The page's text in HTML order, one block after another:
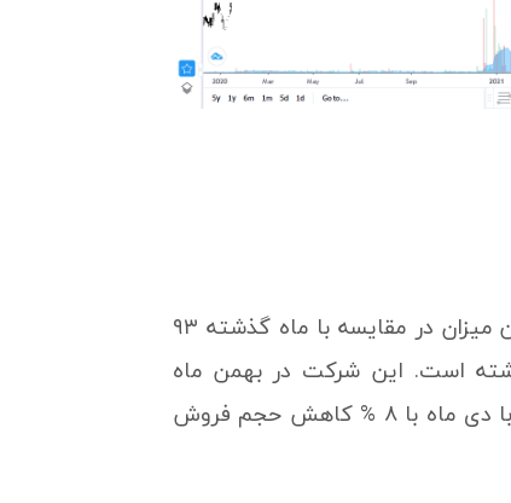
شرکت باما در بهمن ماه ۱۴۰۰ حدود مبلغ ۳ میلیارد تومان درآمد داشته که این میزان در مقایسه با ماه گذشته ۹۳
سال گذشته ۲۵ % افت درآمد داشته است. این شرکت در بهمن ماه
مجموعه ۱۵ هزار و ۴۰۰ تن از محصولات خود را به فروش رساند که در مقایسه با دی ماه با ۸ % کاهش حجم فروش